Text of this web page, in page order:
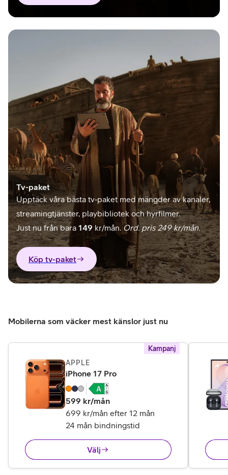
Tv-paket
Upptäck våra bästa tv‑paket med mängder av kanaler,
streamingtjänster, playbibliotek och hyrfilmer.
Just nu från bara 149 kr/mån.Ord. pris 249 kr/mån.
Köp tv-paket
Mobilerna som väcker mest känslor just nu
Kampanj
APPLE
iPhone 17 Pro,
599 kr/mån
699 kr/mån efter 12 mån
24 mån bindningstid
Välj